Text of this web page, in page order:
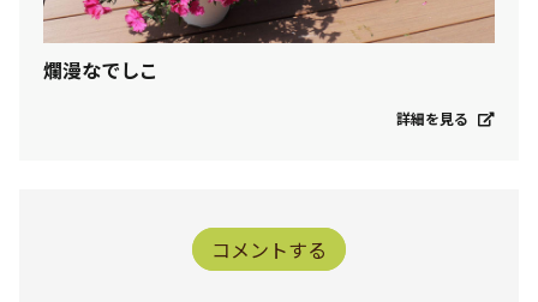
爛漫なでしこ
詳細を見る
コメントする